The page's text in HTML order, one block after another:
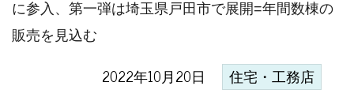
に参入、第一弾は埼玉県戸田市で展開=年間数棟の
販売を見込む
2022年10月20日 住宅・工務店